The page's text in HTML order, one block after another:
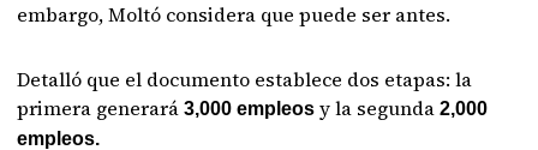
embargo, Moltó considera que puede ser antes.
Detalló que el documento establece dos etapas: la
primera generará3,000 empleos y la segunda2,000
empleos.